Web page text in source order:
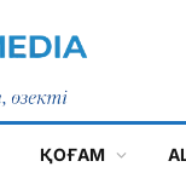
ҚОҒАМ